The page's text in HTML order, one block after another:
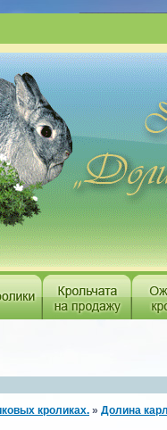
кроликах. » Долина